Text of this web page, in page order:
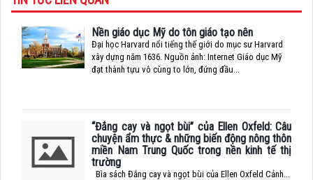
Nền giáo dục Mỹ do tôn giáo tạo nên
Đại học Harvard nổi tiếng thế giới do mục sư Harvard
xây dựng năm 1636. Nguồn ảnh: Internet Giáo dục Mỹ
đạt thành tựu vô cùng to lớn, đứng đầu...
“Đắng cay và ngọt bùi” của Ellen Oxfeld: Câu
chuyện ẩm thực & những biến động nông thôn
miền Nam Trung Quốc trong nền kinh tế thị
trường
Bìa sách Đắng cay và ngọt bùi của Ellen Oxfeld Cảnh...